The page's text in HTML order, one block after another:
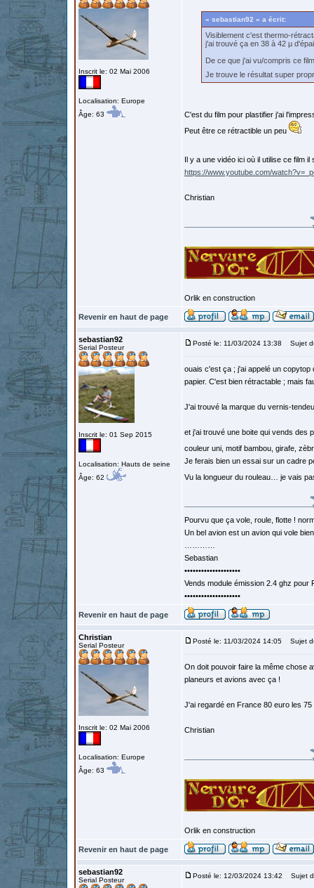
Inscrit le: 02 Mai 2006
Localisation: Europe
Âge: 63
« sebastian92 » a écrit:
Visiblement c'est thermo-
j'ai trouvé ça en 38 à 42 µ
De ce que j'ai vu/compris ce
Je trouve le résultat super
C'est du film pour plastifier j'ai
Peut être ce rétractible un peu
Il y a une vidéo ici où il utilise ce film
https://www.youtube.com/
Christian
Orlik en construction
Revenir en haut de page
sebastian92
Serial Posteur
Inscrit le: 01 Sep 2015
Localisation: Hauts de seine
Âge: 62
Posté le: 11/03/2024 13:38 Sujet
ouais c'est ça ; j'ai appelé un
papier. C'est bien rétractable ; mais
J'ai trouvé la marque du vernis-
et j'ai trouvé une boite qui vends des
couleur uni, motif bambou, girafe,
Je ferais bien un essai sur un cadre
Vu la longueur du rouleau… je vais
Pourvu que ça vole, roule, flotte !
Un bel avion est un avion qui vole
Sebastian
••••••••••••••••••••
Vends module émission 2.4 ghz
••••••••••••••••••••
Revenir en haut de page
Christian
Serial Posteur
Inscrit le: 02 Mai 2006
Localisation: Europe
Âge: 63
Posté le: 11/03/2024 14:05 Sujet
On doit pouvoir faire la même chose
planeurs et avions avec ça !
J'ai regardé en France 80 euro les
Christian
Orlik en construction
Revenir en haut de page
sebastian92
Serial Posteur
Posté le: 12/03/2024 13:42 Sujet